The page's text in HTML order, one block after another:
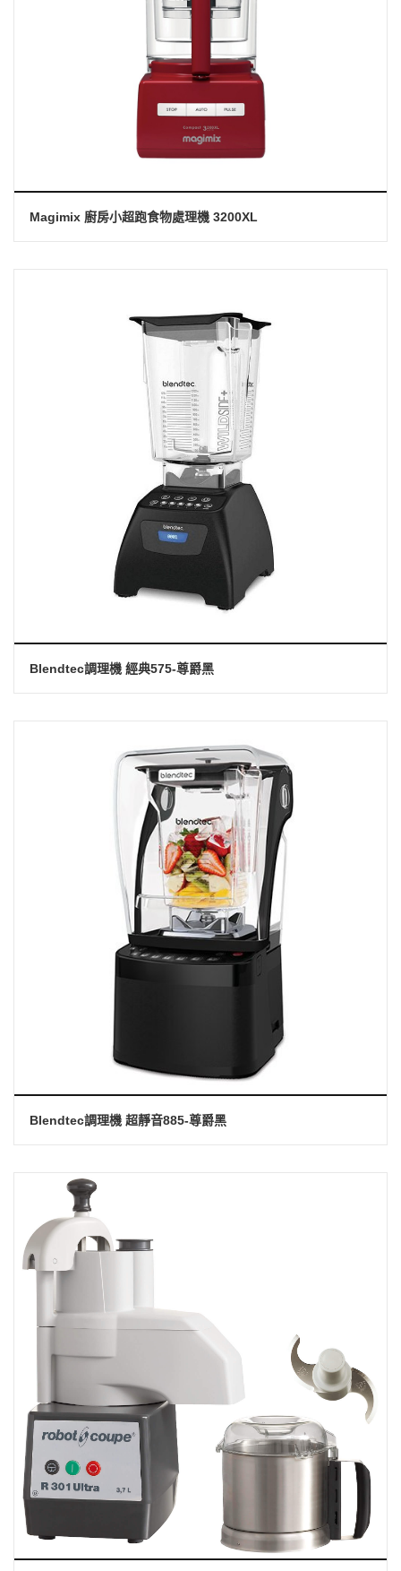
Magimix 廚房小超跑食物處理機 3200XL
Blendtec調理機 經典575-尊爵黑
Blendtec調理機 超靜音885-尊爵黑